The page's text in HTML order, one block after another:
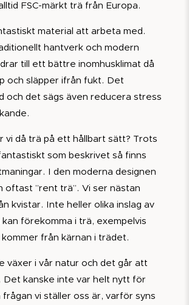
FSC-märkt trä från Europa.
material att arbeta med.
hantverk och modern
till ett bättre inomhusklimat då
och släpper ifrån fukt. Det
och det sägs även reducera stress
vi då trä på ett hållbart sätt? Trots
som beskrivet så finns
I den moderna designen
oftast ”rent trä”. Vi ser nästan
kvistar. Inte heller olika inslag av
förekomma i trä, exempelvis
kommer från kärnan i trädet.
växer i vår natur och det går att
Det kanske inte var helt nytt för
frågan vi ställer oss är, varför syns